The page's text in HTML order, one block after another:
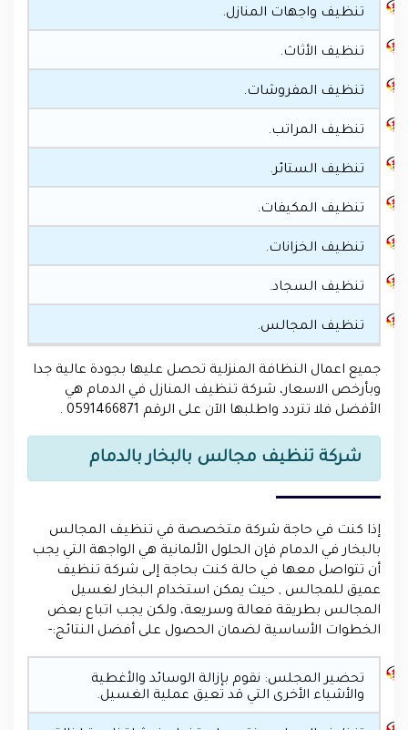
تنظيف واجهات المنازل.
تنظيف الأثاث.
تنظيف المفروشات.
تنظيف المراتب.
تنظيف الستائر.
تنظيف المكيفات.
تنظيف الخزانات.
تنظيف السجاد.
تنظيف المجالس.
جميع اعمال النظافة المنزلية تحصل عليها بجودة عالية جدا
وبأرخص الاسعار، شركة تنظيف المنازل في الدمام هي
الأفضل فلا تتردد واطلبها الآن على الرقم 0591466871 .
شركة تنظيف مجالس بالبخار بالدمام
إذا كنت في حاجة شركة متخصصة في تنظيف المجالس
بالبخار في الدمام فإن الحلول الألمانية هي الواجهة التي يجب
أن تتواصل معها في حالة كنت بحاجة إلى شركة تنظيف
عميق للمجالس , حيث يمكن استخدام البخار لغسيل
المجالس بطريقة فعالة وسريعة، ولكن يجب اتباع بعض
الخطوات الأساسية لضمان الحصول على أفضل النتائج:-
تحضير المجلس: نقوم بإزالة الوسائد والأغطية
والأشياء الأخرى التي قد تعيق عملية الغسيل.